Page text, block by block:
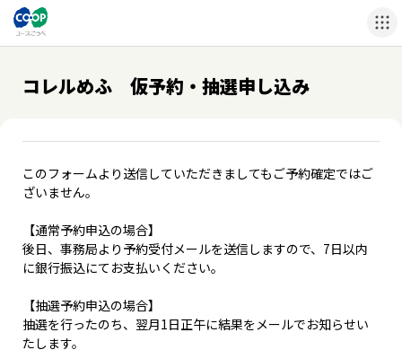
コレルめふ 仮予約・抽選申し込み
このフォームより送信していただきましてもご予約確定ではご
ざいません。
【通常予約申込の場合】
後日、事務局より予約受付メールを送信しますので、7日以内
に銀行振込にてお支払いください。
【抽選予約申込の場合】
抽選を行ったのち、翌月1日正午に結果をメールでお知らせい
たします。